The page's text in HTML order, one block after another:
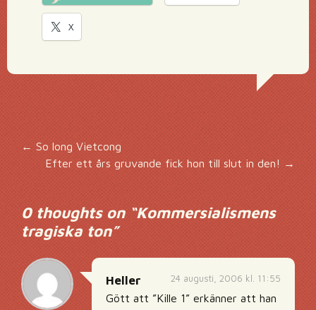
X
Inläggsnavigering
←So long Vietcong
Efter ett års gruvande fick hon till slut in den!→
0 thoughts on “Kommersialismens
tragiska ton”
24 augusti, 2006 kl. 11:55
Heller
Gött att ”Kille 1” erkänner att han